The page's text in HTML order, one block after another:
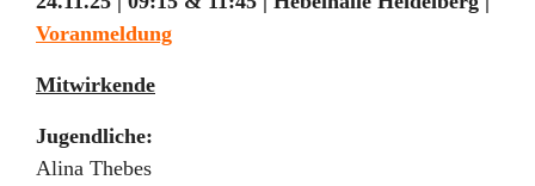
Voranmeldung
Mitwirkende
Jugendliche:
Alina Thebes